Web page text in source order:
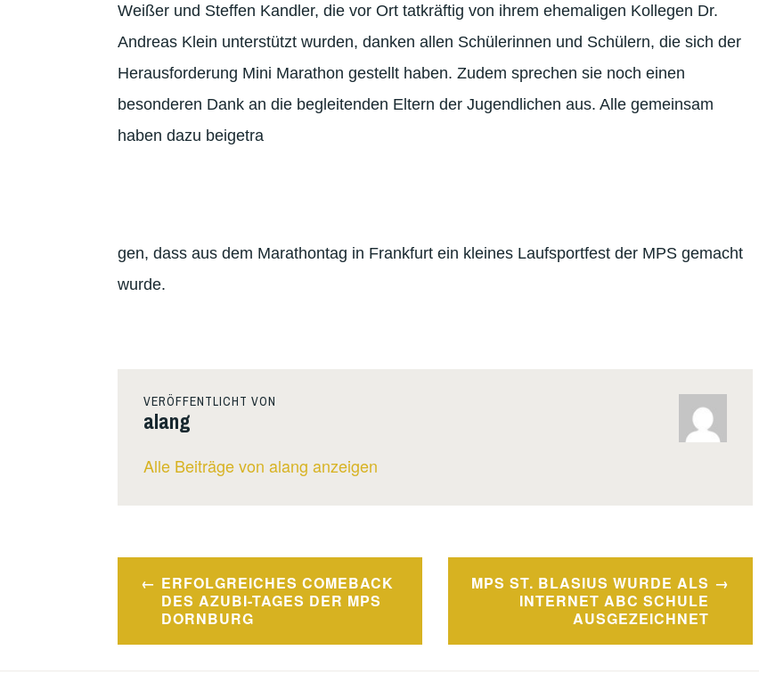
Weißer und Steffen Kandler, die vor Ort tatkräftig von ihrem ehemaligen Kollegen Dr.
Andreas Klein unterstützt wurden, danken allen Schülerinnen und Schülern, die sich der
Herausforderung Mini Marathon gestellt haben. Zudem sprechen sie noch einen
besonderen Dank an die begleitenden Eltern der Jugendlichen aus. Alle gemeinsam
haben dazu beigetra
gen, dass aus dem Marathontag in Frankfurt ein kleines Laufsportfest der MPS gemacht
wurde.
VERÖFFENTLICHT VON
alang
Alle Beiträge von alang anzeigen
Beitragsnavigation
ERFOLGREICHES COMEBACK
DES AZUBI-TAGES DER MPS
DORNBURG
MPS ST. BLASIUS WURDE ALS
INTERNET ABC SCHULE
AUSGEZEICHNET